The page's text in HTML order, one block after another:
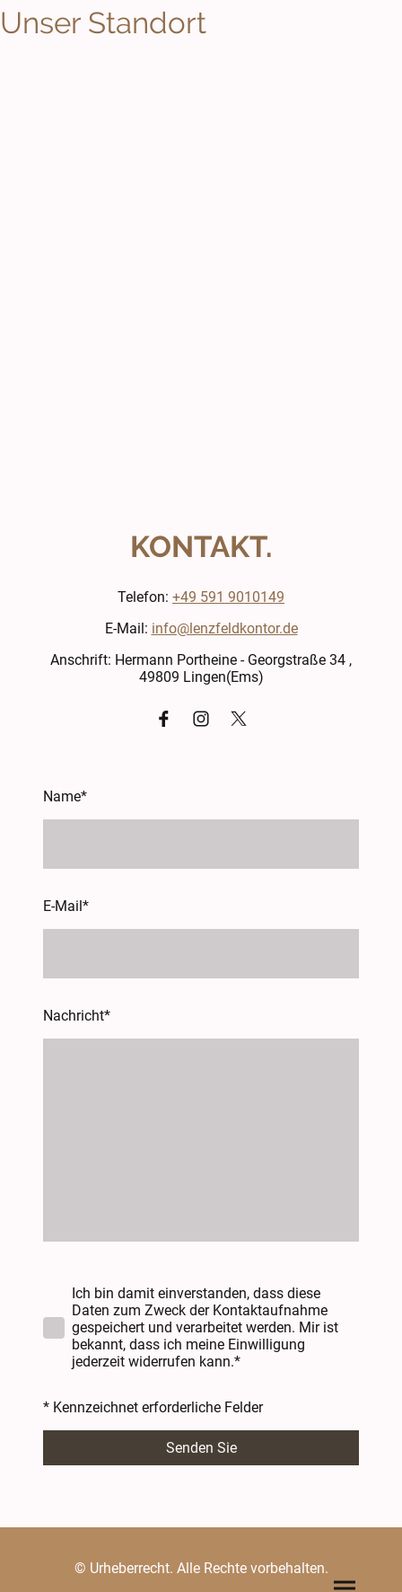
Unser Standort
KONTAKT.
Telefon: +49 591 9010149
E-Mail: info@lenzfeldkontor.de
Anschrift: Hermann Portheine - Georgstraße 34 ,
49809 Lingen(Ems)
Name*
E-Mail *
Nachricht*
Ich bin damit einverstanden, dass diese
Daten zum Zweck der Kontaktaufnahme
gespeichert und verarbeitet werden. Mir ist
bekannt, dass ich meine Einwilligung
jederzeit widerrufen kann.*
* Kennzeichnet erforderliche Felder
Senden Sie
© Urheberrecht. Alle Rechte vorbehalten.